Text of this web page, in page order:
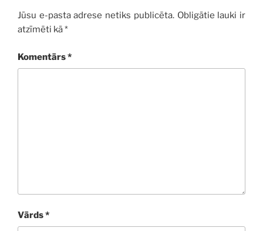
Jūsu e-pasta adrese netiks publicēta. Obligātie lauki ir
atzīmēti kā*
Komentārs*
Vārds*